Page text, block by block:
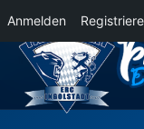
Anmelden
NewsDer Panther